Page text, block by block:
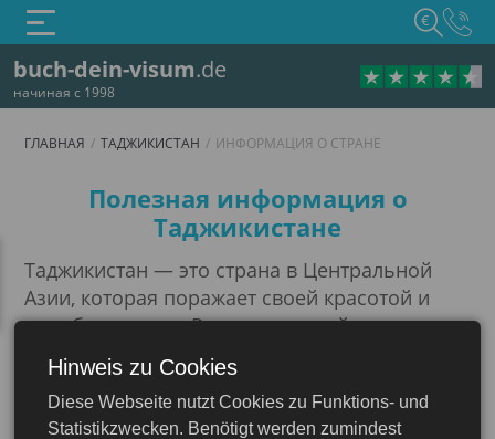
buch-dein-visum.de
начиная с 1998
€
ГЛАВНАЯ ТАДЖИКИСТАН ИНФОРМАЦИЯ О СТРАНЕ
Информация о стране
Полезная информация о
Таджикистане
Таджикистан — это страна в Центральной
Азии, которая поражает своей красотой и
самобытностью. Расположенный в
предгорьях Памира и Тянь-Шаня, он
привлекает туристов величественными
горами, живописными озёрами и реками.
Hinweis zu Cookies
Diese Webseite nutzt Cookies zu Funktions- und
Statistikzwecken. Benötigt werden zumindest